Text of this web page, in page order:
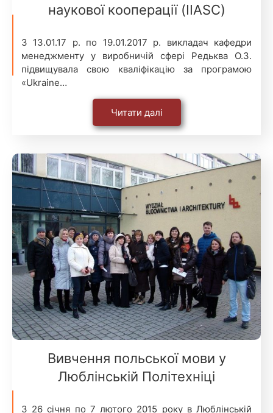
наукової кооперації (IIASC)
З 13.01.17 р. по 19.01.2017 р. викладач кафедри
менеджменту у виробничій сфері Редьква О.З.
підвищувала свою кваліфікацію за програмою
«Ukraine…
Читати далі
Вивчення польської мови у
Люблінській Політехніці
З 26 січня по 7 лютого 2015 року в Люблінській